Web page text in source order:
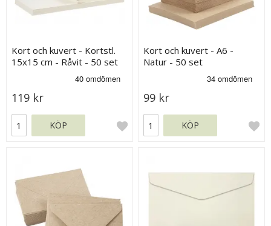
Kort och kuvert - Kortstl.
15x15 cm - Råvit - 50 set
119 kr
KÖP
Kort och kuvert - A6 -
Natur - 50 set
99 kr
KÖP